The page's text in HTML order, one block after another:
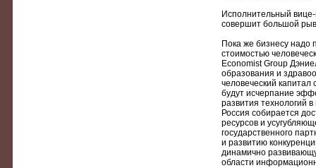
Исполнительный
совершит большой
Пока же бизнесу надо
стоимостью
Economist Group
образования и
человеческий
будут исчерпание
развития технологий
Россия собирается
ресурсов и
государственного
и развитию
динамично
области